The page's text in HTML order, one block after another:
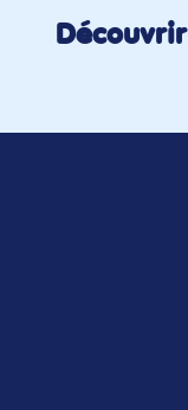
Découvrir